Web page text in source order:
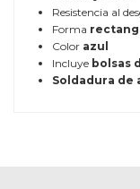
Resistencia al
Forma
Color azul
Incluye bolsas
Soldadura de